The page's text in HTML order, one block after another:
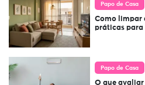
Papo de Casa
Como limpar
práticas para
Papo de Casa
O que